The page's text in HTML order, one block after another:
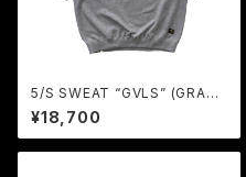
5/S SWEAT “GVLS” (GRAY)
/ GAVIAL
¥18,700